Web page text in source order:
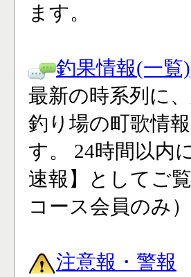
ます。
釣果情報(一覧)
最新の時系列に
釣り場の町歌情
す。 24時間以内
速報】としてご
コース会員のみ）
注意報・警報